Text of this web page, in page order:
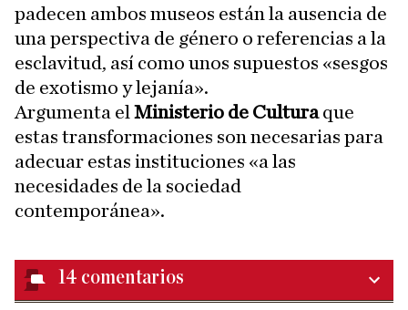
padecen ambos museos están la ausencia de
una perspectiva de género o referencias a la
esclavitud, así como unos supuestos «sesgos
de exotismo y lejanía».
Argumenta el Ministerio de Culturaque
estas transformaciones son necesarias para
adecuar estas instituciones «a las
necesidades de la sociedad
contemporánea».
14 comentarios